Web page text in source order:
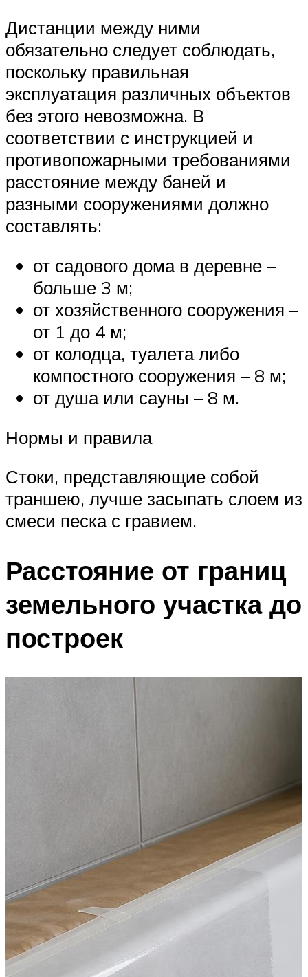
Дистанции между ними
обязательно следует соблюдать,
поскольку правильная
эксплуатация различных объектов
без этого невозможна. В
соответствии с инструкцией и
противопожарными требованиями
расстояние между баней и
разными сооружениями должно
составлять:
от садового дома в деревне –
больше 3 м;
от хозяйственного сооружения –
от 1 до 4 м;
от колодца, туалета либо
компостного сооружения – 8 м;
от душа или сауны – 8 м.
Нормы и правила
Стоки, представляющие собой
траншею, лучше засыпать слоем из
смеси песка с гравием.
Расстояние от границ
земельного участка до
построек